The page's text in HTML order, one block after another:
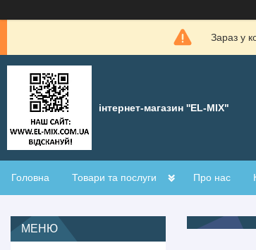
Зараз у
інтернет-магазин ''EL-MIX"
Головна Товари та послуги Про нас